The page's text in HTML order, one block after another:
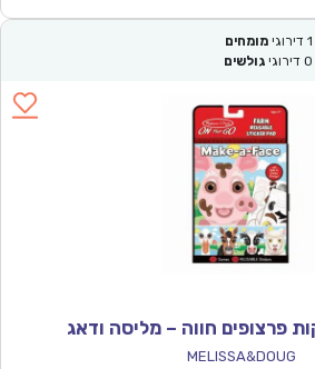
1 דירוגי מומחים
0 דירוגי גולשים
פרצופים חווה – מליסה ודאג
MELISSA&DOUG